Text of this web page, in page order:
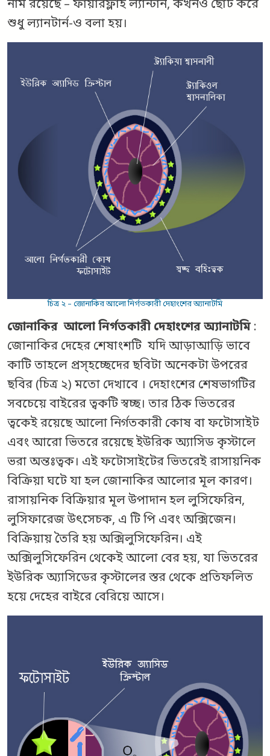
নাম রয়েছে – ফায়ারফ্লাই ল্যান্টার্ন, কখনও ছোট করে
শুধু ল্যানটার্ন-ও বলা হয়।
চিত্র ২ – জোনাকির আলো নির্গতকারী দেহাংশের অ্যানাটমি
জোনাকির আলো নির্গতকারী দেহাংশের অ্যানাটমি :
জোনাকির দেহের শেষাংশটি যদি আড়াআড়ি ভাবে
কাটি তাহলে প্রস্হচ্ছেদের ছবিটা অনেকটা উপরের
ছবির (চিত্র ২) মতো দেখাবে । দেহাংশের শেষভাগটির
সবচেয়ে বাইরের ত্বকটি স্বচ্ছ। তার ঠিক ভিতরের
ত্বকেই রয়েছে আলো নির্গতকারী কোষ বা ফটোসাইট
এবং আরো ভিতরে রয়েছে ইউরিক অ্যাসিড কৃস্টালে
ভরা অন্তঃত্বক। এই ফটোসাইটের ভিতরেই রাসায়নিক
বিক্রিয়া ঘটে যা হল জোনাকির আলোর মূল কারণ।
রাসায়নিক বিক্রিয়ার মূল উপাদান হল লুসিফেরিন,
লুসিফারেজ উৎসেচক, এ টি পি এবং অক্সিজেন।
বিক্রিয়ায় তৈরি হয় অক্সিলুসিফেরিন। এই
অক্সিলুসিফেরিন থেকেই আলো বের হয়, যা ভিতরের
ইউরিক অ্যাসিডের কৃস্টালের স্তর থেকে প্রতিফলিত
হয়ে দেহের বাইরে বেরিয়ে আসে।